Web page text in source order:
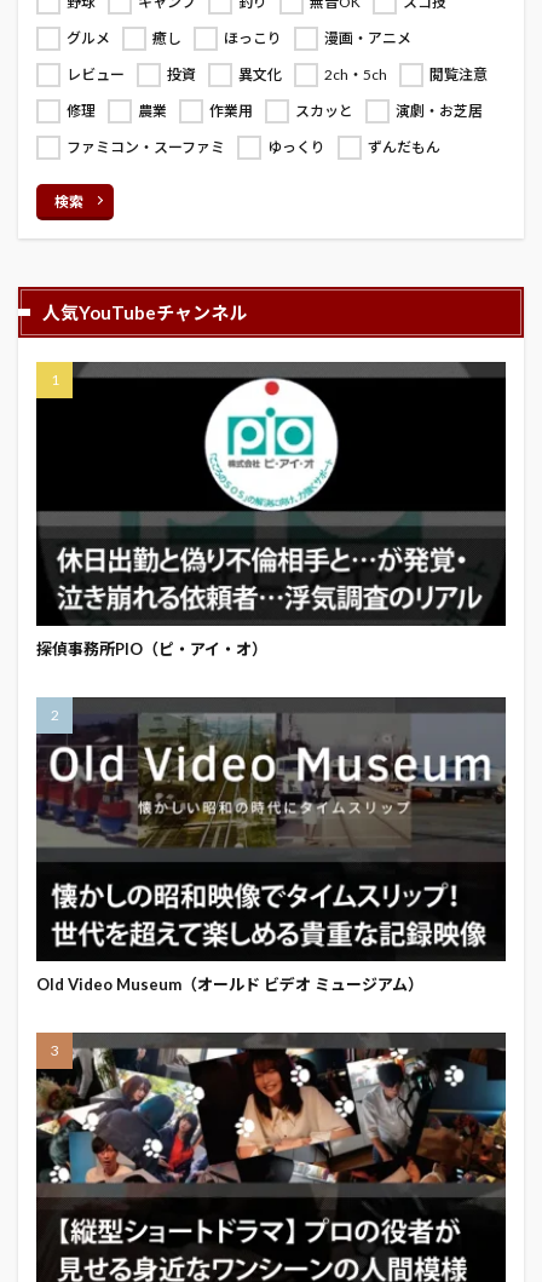
グルメ
癒し ほっこり
漫画・アニメ
レビュー
投資 異文化 2ch・5ch
閲覧注意
修理
農業 作業用 スカッと
演劇・お芝居
ファミコン・スーファミ
ゆっくり ずんだもん
検索
人気YouTubeチャンネル
探偵事務所PIO（ピ・アイ・オ）
Old Video Museum（オールド ビデオ ミュージアム）